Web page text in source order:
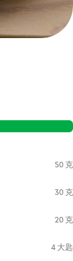
50 克
30 克
20 克
4 大匙